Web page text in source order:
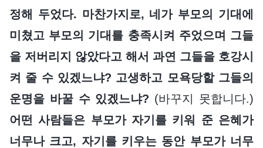
정해 두었다. 마찬가지로, 네가 부모의 기대에
미쳤고 부모의 기대를 충족시켜 주었으며 그들
을 저버리지 않았다고 해서 과연 그들을 호강시
켜 줄 수 있겠느냐? 고생하고 모욕당할 그들의
운명을 바꿀 수 있겠느냐? (바꾸지 못합니다.)
어떤 사람들은 부모가 자기를 키워 준 은혜가
너무나 크고, 자기를 키우는 동안 부모가 너무